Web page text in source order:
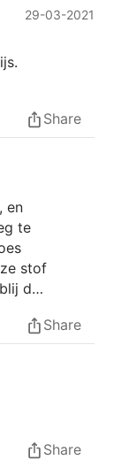
29-03-2021
Share
en
te
stof
dat
Share
Share